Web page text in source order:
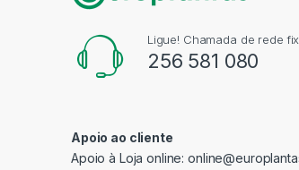
Ligue! Chamada de rede
256 581 080
Apoio ao cliente
Apoio à Loja online: